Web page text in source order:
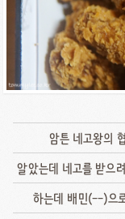
암튼 네고왕의
알았는데 네고를 받으
하는데 배민(--)으